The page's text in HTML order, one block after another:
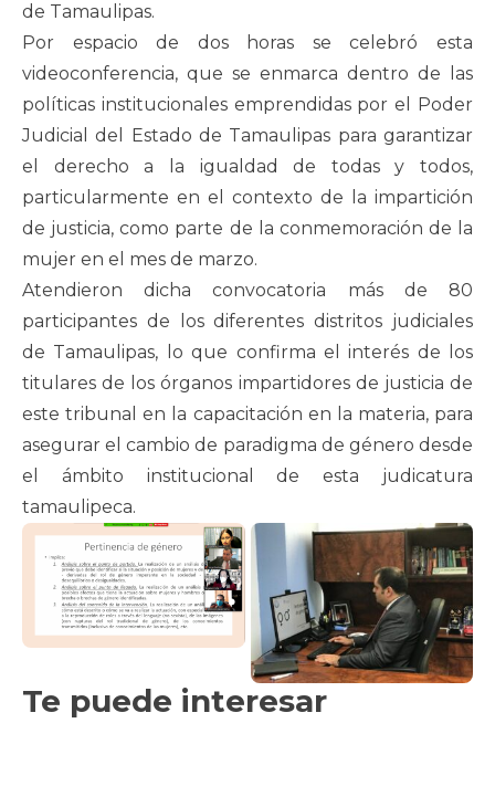
de Tamaulipas.
Por espacio de dos horas se celebró esta
videoconferencia, que se enmarca dentro de las
políticas institucionales emprendidas por el Poder
Judicial del Estado de Tamaulipas para garantizar
el derecho a la igualdad de todas y todos,
particularmente en el contexto de la impartición
de justicia, como parte de la conmemoración de la
mujer en el mes de marzo.
Atendieron dicha convocatoria más de 80
participantes de los diferentes distritos judiciales
de Tamaulipas, lo que confirma el interés de los
titulares de los órganos impartidores de justicia de
este tribunal en la capacitación en la materia, para
asegurar el cambio de paradigma de género desde
el ámbito institucional de esta judicatura
tamaulipeca.
Te puede interesar